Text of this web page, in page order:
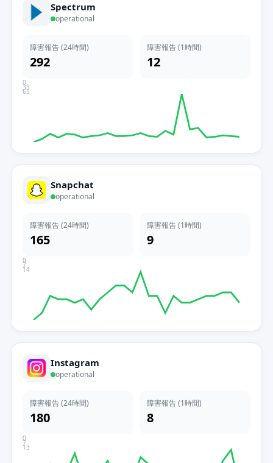
Spectrum
operational
障害報告 (24時間)
292
障害報告 (1時間)
12
65
33
0
Snapchat
operational
障害報告 (24時間)
165
障害報告 (1時間)
9
14
7
0
Instagram
operational
障害報告 (24時間)
180
障害報告 (1時間)
8
13
7
0